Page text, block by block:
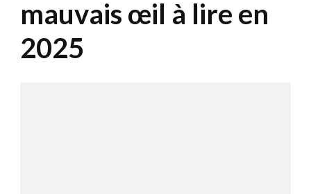
mauvais œil à lire en
2025